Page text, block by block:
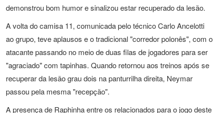
demonstrou bom humor e sinalizou estar recuperado da lesão.
A volta do camisa 11, comunicada pelo técnico Carlo Ancelotti
ao grupo, teve aplausos e o tradicional "corredor polonês", com o
atacante passando no meio de duas filas de jogadores para ser
"agraciado" com tapinhas. Quando retornou aos treinos após se
recuperar da lesão grau dois na panturrilha direita, Neymar
passou pela mesma "recepção".
A presença de Raphinha entre os relacionados para o jogo deste